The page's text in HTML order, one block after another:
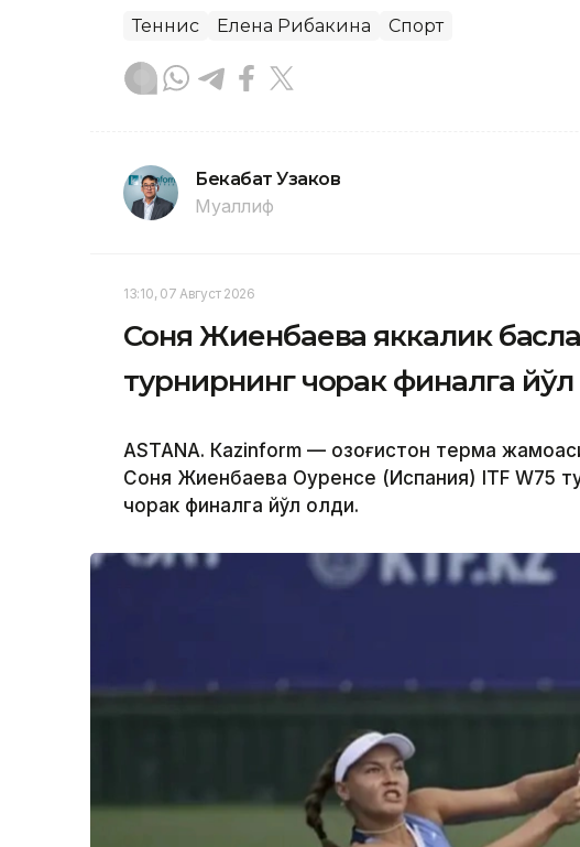
Теннис Елена Рибакина Спорт
Бекабат Узаков
Муаллиф
13:10, 07 Август 2026
Соня Жиенбаева яккалик
турнирнинг чорак финалга
ASTANА. Кazinform — Қозоғистон терма
Соня Жиенбаева Оуренсе (Испания) ITF W75
чорак финалга йўл олди.